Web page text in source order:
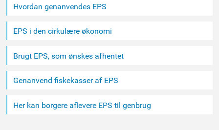
Hvordan genanvendes EPS
EPS i den cirkulære økonomi
Brugt EPS, som ønskes afhentet
Genanvend fiskekasser af EPS
Her kan borgere aflevere EPS til genbrug